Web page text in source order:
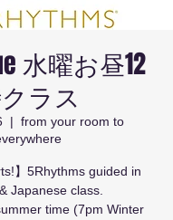
水曜お昼12
ラス
  |
from your room to
】5Rhythms guided in
Japanese class.
time (7pm Winter